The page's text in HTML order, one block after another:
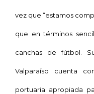
vez que “estamos
que en términos
canchas de fútbol.
Valparaíso cuenta
portuaria apropiada